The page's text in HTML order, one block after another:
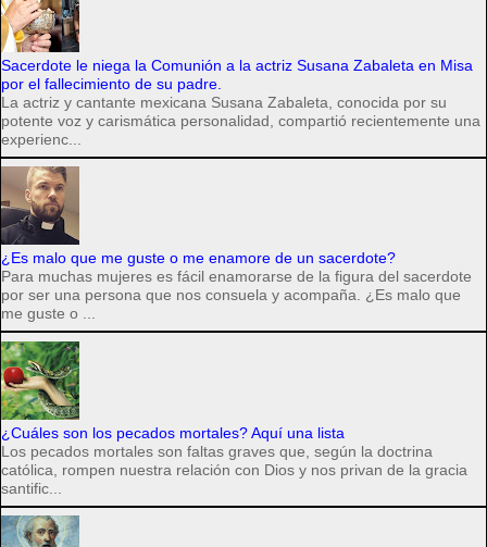
Sacerdote le niega la Comunión a la actriz Susana Zabaleta en Misa
por el fallecimiento de su padre.
La actriz y cantante mexicana Susana Zabaleta, conocida por su
potente voz y carismática personalidad, compartió recientemente una
experienc...
¿Es malo que me guste o me enamore de un sacerdote?
Para muchas mujeres es fácil enamorarse de la figura del sacerdote
por ser una persona que nos consuela y acompaña. ¿Es malo que
me guste o ...
¿Cuáles son los pecados mortales? Aquí una lista
Los pecados mortales son faltas graves que, según la doctrina
católica, rompen nuestra relación con Dios y nos privan de la gracia
santific...